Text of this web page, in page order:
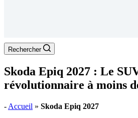
Rechercher
Skoda Epiq 2027 : Le
révolutionnaire à moins
- Accueil » Skoda Epiq 2027